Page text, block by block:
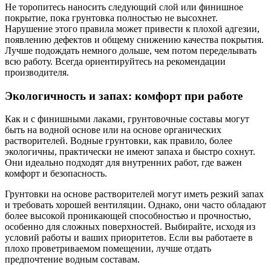
Не торопитесь наносить следующий слой или финишное
покрытие, пока грунтовка полностью не высохнет.
Нарушение этого правила может привести к плохой адгезии,
появлению дефектов и общему снижению качества покрытия.
Лучше подождать немного дольше, чем потом переделывать
всю работу. Всегда ориентируйтесь на рекомендации
производителя.
Экологичность и запах: комфорт при работе
Как и с финишными лаками, грунтовочные составы могут
быть на водной основе или на основе органических
растворителей. Водные грунтовки, как правило, более
экологичны, практически не имеют запаха и быстро сохнут.
Они идеально подходят для внутренних работ, где важен
комфорт и безопасность.
Грунтовки на основе растворителей могут иметь резкий запах
и требовать хорошей вентиляции. Однако, они часто обладают
более высокой проникающей способностью и прочностью,
особенно для сложных поверхностей. Выбирайте, исходя из
условий работы и ваших приоритетов. Если вы работаете в
плохо проветриваемом помещении, лучше отдать
предпочтение водным составам.